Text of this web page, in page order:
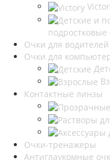
Очки для водителей
Очки для
Контактные линзы
Очки-тренажеры
Антиглаукомные